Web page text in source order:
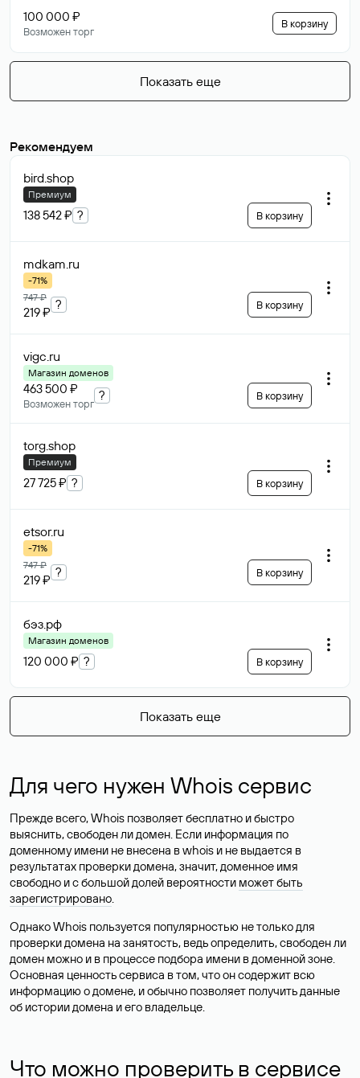
100 000 ₽
Возможен торг
В корзину
Показать еще
Рекомендуем
bird.shop
Премиум
138 542 ₽ ? В корзину
mdkam.ru
-71%
747 ₽
219 ₽
? В корзину
vigc.ru
Магазин доменов
463 500 ₽
Возможен торг
? В корзину
torg.shop
Премиум
27 725 ₽ ? В корзину
etsor.ru
-71%
747 ₽
219 ₽
? В корзину
бэз.рф
Магазин доменов
120 000 ₽ ? В корзину
Показать еще
Для чего нужен Whois сервис
Прежде всего, Whois позволяет бесплатно и быстро
выяснить, свободен ли домен. Если информация по
доменному имени не внесена в whois и не выдается в
результатах проверки домена, значит, доменное имя
свободно и с большой долей вероятности может быть
зарегистрировано.
Однако Whois пользуется популярностью не только для
проверки домена на занятость, ведь определить, свободен ли
домен можно и в процессе подбора имени в доменной зоне.
Основная ценность сервиса в том, что он содержит всю
информацию о домене, и обычно позволяет получить данные
об истории домена и его владельце.
Что можно проверить в сервисе